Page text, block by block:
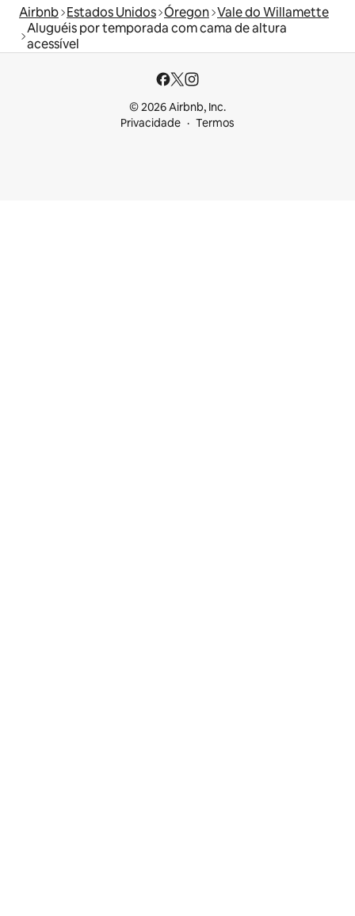
Airbnb Estados Unidos Óregon Vale do Willamette
Aluguéis por temporada com cama de altura
acessível
© 2026 Airbnb, Inc.
Privacidade
Termos